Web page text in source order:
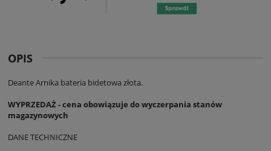
OPIS
Deante Arnika bateria bidetowa złota.
WYPRZEDAŻ - cena obowiązuje do wyczerpania stanów
magazynowych
DANE TECHNICZNE